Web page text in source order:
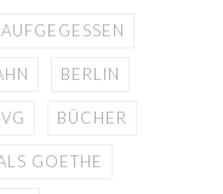
AUFGEGESSEN
BERLIN
BÜCHER
GOETHE